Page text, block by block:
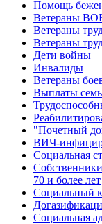
Помощь
Ветераны
Ветераны
Ветераны
Дети войны
Инвалиды
Ветераны
Выплаты
"Почетный
ВИЧ-
Социальная
70 и более лет
Социальный
Социальная